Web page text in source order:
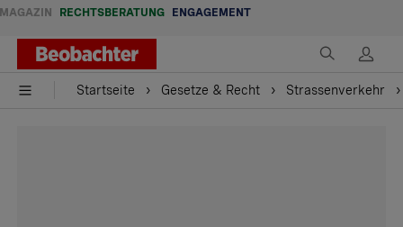
MAGAZIN RECHTSBERATUNG ENGAGEMENT
Startseite Gesetze & Recht Strassenverkehr